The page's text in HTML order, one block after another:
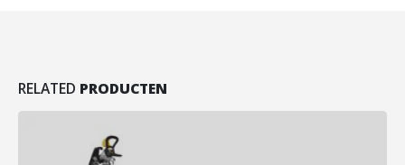
RELATED PRODUCTEN